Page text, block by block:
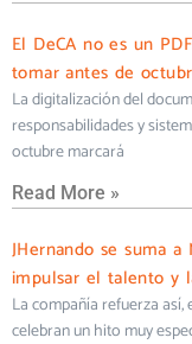
El DeCA no es un
tomar antes de
La digitalización del
responsabilidades y
octubre marcará
Read More »
JHernando se suma
impulsar el talento y
La compañía refuerza
celebran un hito muy